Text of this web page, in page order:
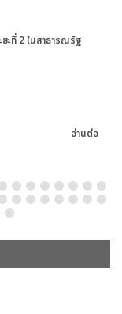
ะที่ 2 ในสาธารณรัฐ
อ่านต่อ